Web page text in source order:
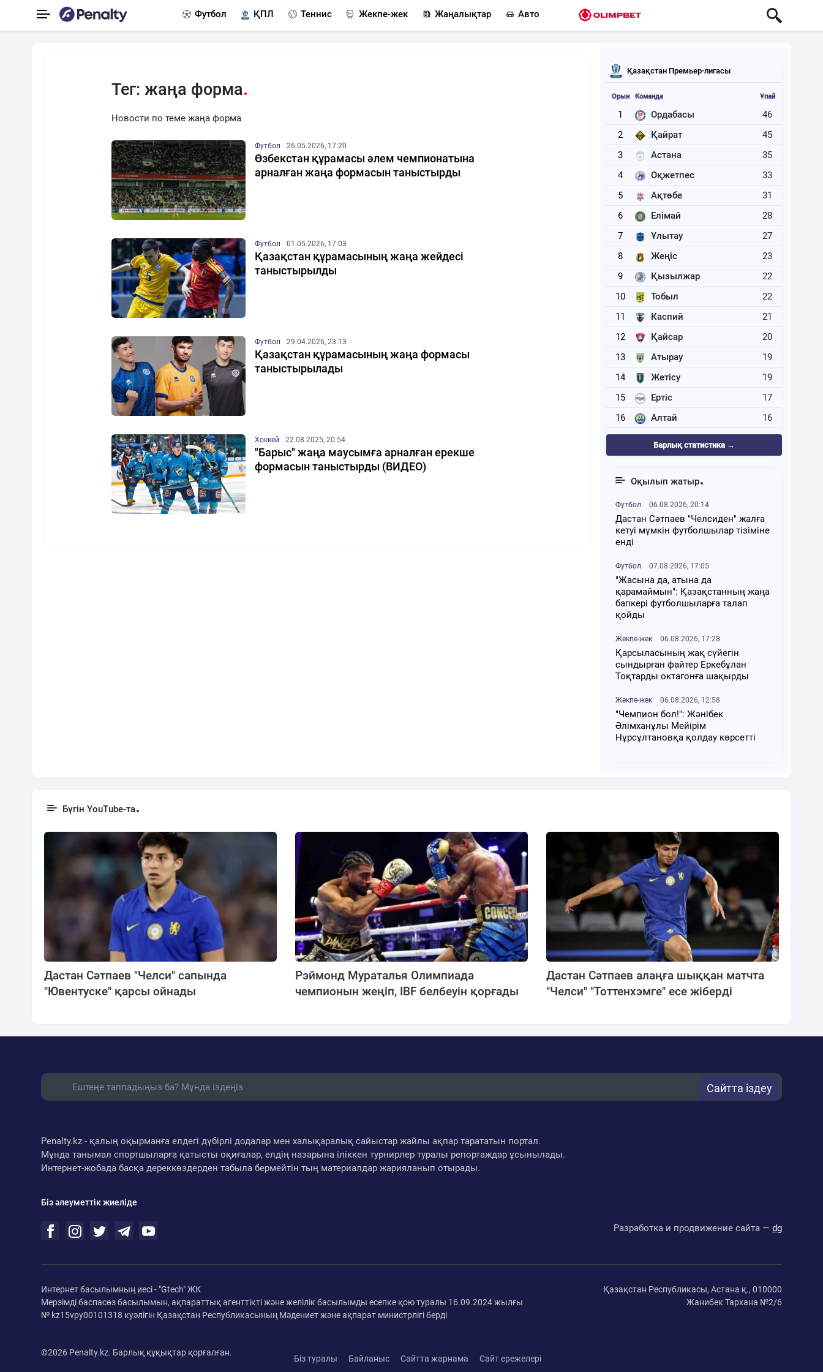
Футбол ҚПЛ Теннис Жекпе-жек Жаңалықтар Авто
Тег: жаңа форма
Новости по теме жаңа форма
Футбол 26.05.2026, 17:20
Өзбекстан құрамасы әлем чемпионатына
арналған жаңа формасын таныстырды
Футбол 01.05.2026, 17:03
Қазақстан құрамасының жаңа жейдесі
таныстырылды
Футбол 29.04.2026, 23:13
Қазақстан құрамасының жаңа формасы
таныстырылады
Хоккей 22.08.2025, 20:54
"Барыс" жаңа маусымға арналған ерекше
формасын таныстырды (ВИДЕО)
Қазақстан Премьер-лигасы
Орын Команда Ұпай
1 Ордабасы
46
2
Қайрат
45
3
Астана
35
4
Оқжетпес
33
5
Ақтөбе
31
6
Елімай
28
7
Ұлытау
27
8
Жеңіс
23
9
Қызылжар
22
10
Тобыл
22
11
Каспий
21
12
Қайсар
20
13
Атырау
19
14
Жетісу
19
15
Ертіс
17
16
Алтай 16
Барлық статистика →
Оқылып жатыр
Футбол 06.08.2026, 20:14
Дастан Сәтпаев "Челсиден" жалға
кетуі мүмкін футболшылар тізіміне
енді
Футбол 07.08.2026, 17:05
"Жасына да, атына да
қарамаймын": Қазақстанның жаңа
бапкері футболшыларға талап
қойды
Жекпе-жек 06.08.2026, 17:28
Қарсыласының жақ сүйегін
сындырған файтер Еркебұлан
Тоқтарды октагонға шақырды
Жекпе-жек 06.08.2026, 12:58
"Чемпион бол!": Жәнібек
Әлімханұлы Мейірім
Нұрсұлтановқа қолдау көрсетті
Бүгін YouTube-та
Дастан Сәтпаев "Челси" сапында
"Ювентуске" қарсы ойнады
Рэймонд Мураталья Олимпиада
чемпионын жеңіп, IBF белбеуін қорғады
Дастан Сәтпаев алаңға шыққан матчта
"Челси" "Тоттенхэмге" есе жіберді
Сайтта іздеу
Penalty.kz - қалың оқырманға елдегі дүбірлі додалар мен халықаралық сайыстар жайлы ақпар тарататын портал.
Мұнда танымал спортшыларға қатысты оқиғалар, елдің назарына іліккен турнирлер туралы репортаждар ұсынылады.
Интернет-жобада басқа дереккөздерден табыла бермейтін тың материалдар жарияланып отырады.
Біз әлеуметтік жиеліде
Разработка и продвижение сайта — dg
Интернет басылымның иесі - "Gtech" ЖК
Мерзімді баспасөз басылымын, ақпараттық агенттікті және желілік басылымды есепке қою туралы 16.09.2024 жылғы
№ kz15vpy00101318 куәлігін Қазақстан Республикасының Мәдениет және ақпарат министрлігі берді
Қазақстан Республикасы, Астана қ., 010000
Жанибек Тархана №2/6
©2026 Penalty.kz. Барлық құқықтар қорғалған.
Біз туралы Байланыс Сайтта жарнама Сайт ережелері